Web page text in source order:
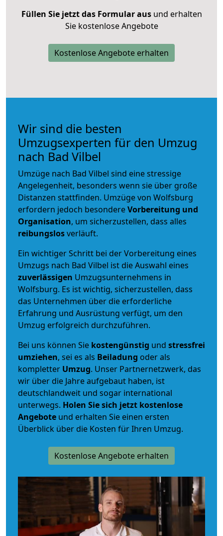
Füllen Sie jetzt das Formular ausund erhalten
Sie kostenlose Angebote
Kostenlose Angebote erhalten
Wir sind die besten
Umzugsexperten für den Umzug
nach Bad Vilbel
Umzüge nach Bad Vilbel sind eine stressige
Angelegenheit, besonders wenn sie über große
Distanzen stattfinden. Umzüge von Wolfsburg
erfordern jedoch besondereVorbereitung und
Organisation, um sicherzustellen, dass alles
reibungslosverläuft.
Ein wichtiger Schritt bei der Vorbereitung eines
Umzugs nach Bad Vilbel ist die Auswahl eines
zuverlässigen Umzugsunternehmens in
Wolfsburg. Es ist wichtig, sicherzustellen, dass
das Unternehmen über die erforderliche
Erfahrung und Ausrüstung verfügt, um den
Umzug erfolgreich durchzuführen.
Bei uns können Sie kostengünstig und stressfrei
umziehen, sei es als Beiladung oder als
kompletter Umzug. Unser Partnernetzwerk, das
wir über die Jahre aufgebaut haben, ist
deutschlandweit und sogar international
unterwegs. Holen Sie sich jetzt kostenlose
Angebote und erhalten Sie einen ersten
Überblick über die Kosten für Ihren Umzug.
Kostenlose Angebote erhalten